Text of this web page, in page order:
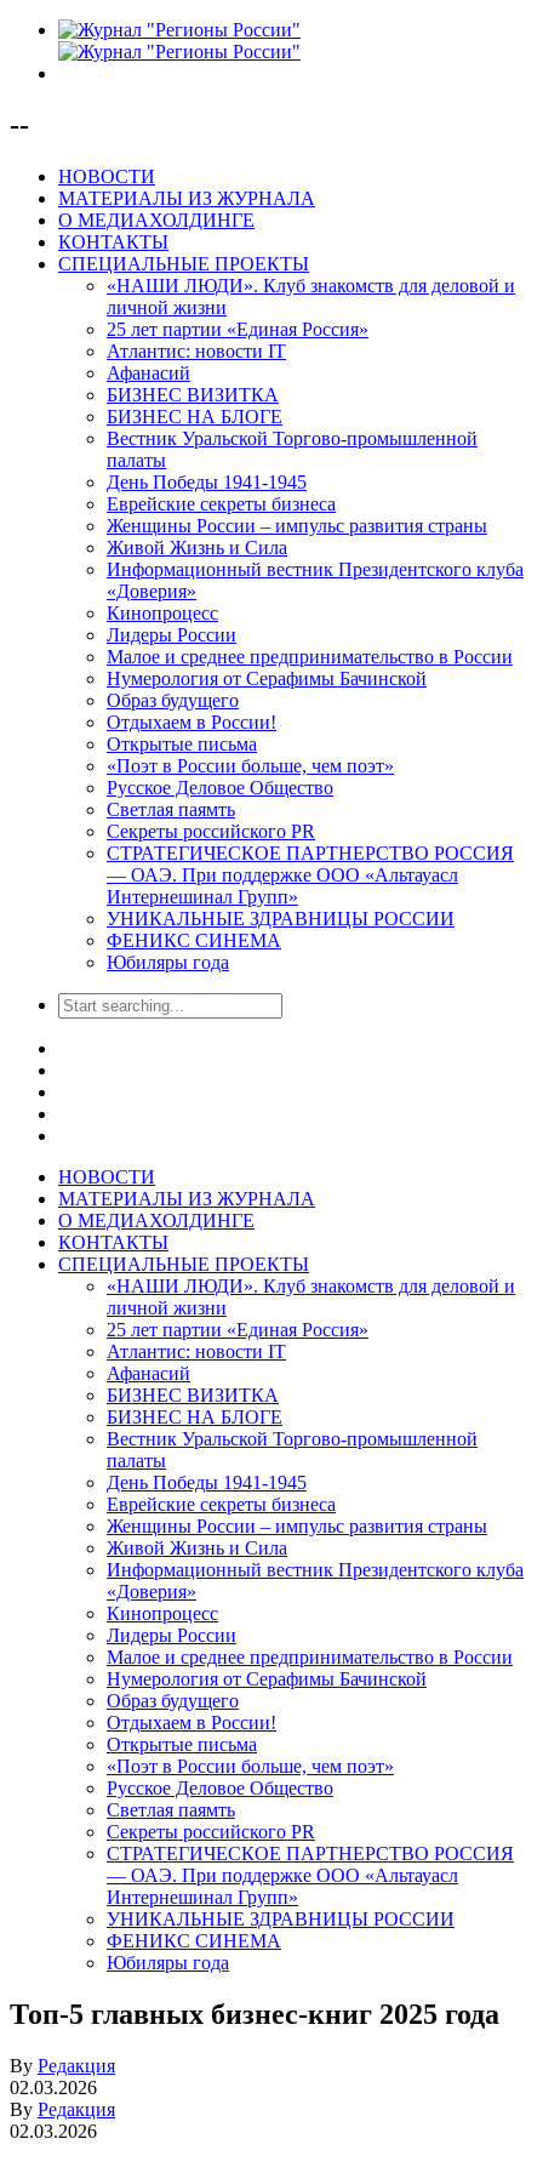
--
НОВОСТИ
МАТЕРИАЛЫ ИЗ ЖУРНАЛА
О МЕДИАХОЛДИНГЕ
КОНТАКТЫ
СПЕЦИАЛЬНЫЕ ПРОЕКТЫ
«НАШИ ЛЮДИ». Клуб знакомств для деловой и
личной жизни
25 лет партии «Единая Россия»
Атлантис: новости IT
Афанасий
БИЗНЕС ВИЗИТКА
БИЗНЕС НА БЛОГЕ
Вестник Уральской Торгово-промышленной
палаты
День Победы 1941-1945
Еврейские секреты бизнеса
Женщины России – импульс развития страны
Живой Жизнь и Сила
Информационный вестник Президентского клуба
«Доверия»
Кинопроцесс
Лидеры России
Малое и среднее предпринимательство в России
Нумерология от Серафимы Бачинской
Образ будущего
Отдыхаем в России!
Открытые письма
«Поэт в России больше, чем поэт»
Русское Деловое Общество
Светлая паямть
Секреты российского PR
СТРАТЕГИЧЕСКОЕ ПАРТНЕРСТВО РОССИЯ
— ОАЭ. При поддержке ООО «Альтауасл
Интернешинал Групп»
УНИКАЛЬНЫЕ ЗДРАВНИЦЫ РОССИИ
ФЕНИКС СИНЕМА
Юбиляры года
НОВОСТИ
МАТЕРИАЛЫ ИЗ ЖУРНАЛА
О МЕДИАХОЛДИНГЕ
КОНТАКТЫ
СПЕЦИАЛЬНЫЕ ПРОЕКТЫ
«НАШИ ЛЮДИ». Клуб знакомств для деловой и
личной жизни
25 лет партии «Единая Россия»
Атлантис: новости IT
Афанасий
БИЗНЕС ВИЗИТКА
БИЗНЕС НА БЛОГЕ
Вестник Уральской Торгово-промышленной
палаты
День Победы 1941-1945
Еврейские секреты бизнеса
Женщины России – импульс развития страны
Живой Жизнь и Сила
Информационный вестник Президентского клуба
«Доверия»
Кинопроцесс
Лидеры России
Малое и среднее предпринимательство в России
Нумерология от Серафимы Бачинской
Образ будущего
Отдыхаем в России!
Открытые письма
«Поэт в России больше, чем поэт»
Русское Деловое Общество
Светлая паямть
Секреты российского PR
СТРАТЕГИЧЕСКОЕ ПАРТНЕРСТВО РОССИЯ
— ОАЭ. При поддержке ООО «Альтауасл
Интернешинал Групп»
УНИКАЛЬНЫЕ ЗДРАВНИЦЫ РОССИИ
ФЕНИКС СИНЕМА
Юбиляры года
Топ-5 главных бизнес-книг 2025 года
By Редакция
02.03.2026
By Редакция
02.03.2026